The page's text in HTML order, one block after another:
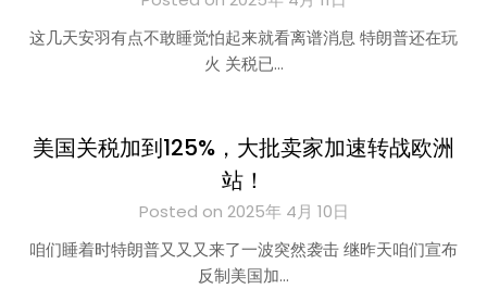
这几天安羽有点不敢睡觉怕起来就看离谱消息 特朗普还在玩
火 关税已…
美国关税加到125%，大批卖家加速转战欧洲
站！
Posted on 2025年 4月 10日
咱们睡着时特朗普又又又来了一波突然袭击 继昨天咱们宣布
反制美国加…